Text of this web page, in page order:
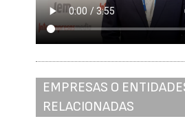
EMPRESAS O
RELACIONADAS